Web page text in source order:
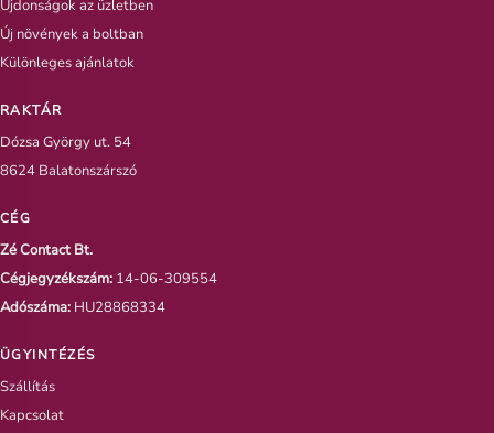
Újdonságok az üzletben
Új növények a boltban
Különleges ajánlatok
RAKTÁR
Dózsa György ut. 54
8624 Balatonszárszó
CÉG
Zé Contact Bt.
Cégjegyzékszám: 14-06-309554
Adószáma: HU28868334
ÜGYINTÉZÉS
Szállítás
Kapcsolat